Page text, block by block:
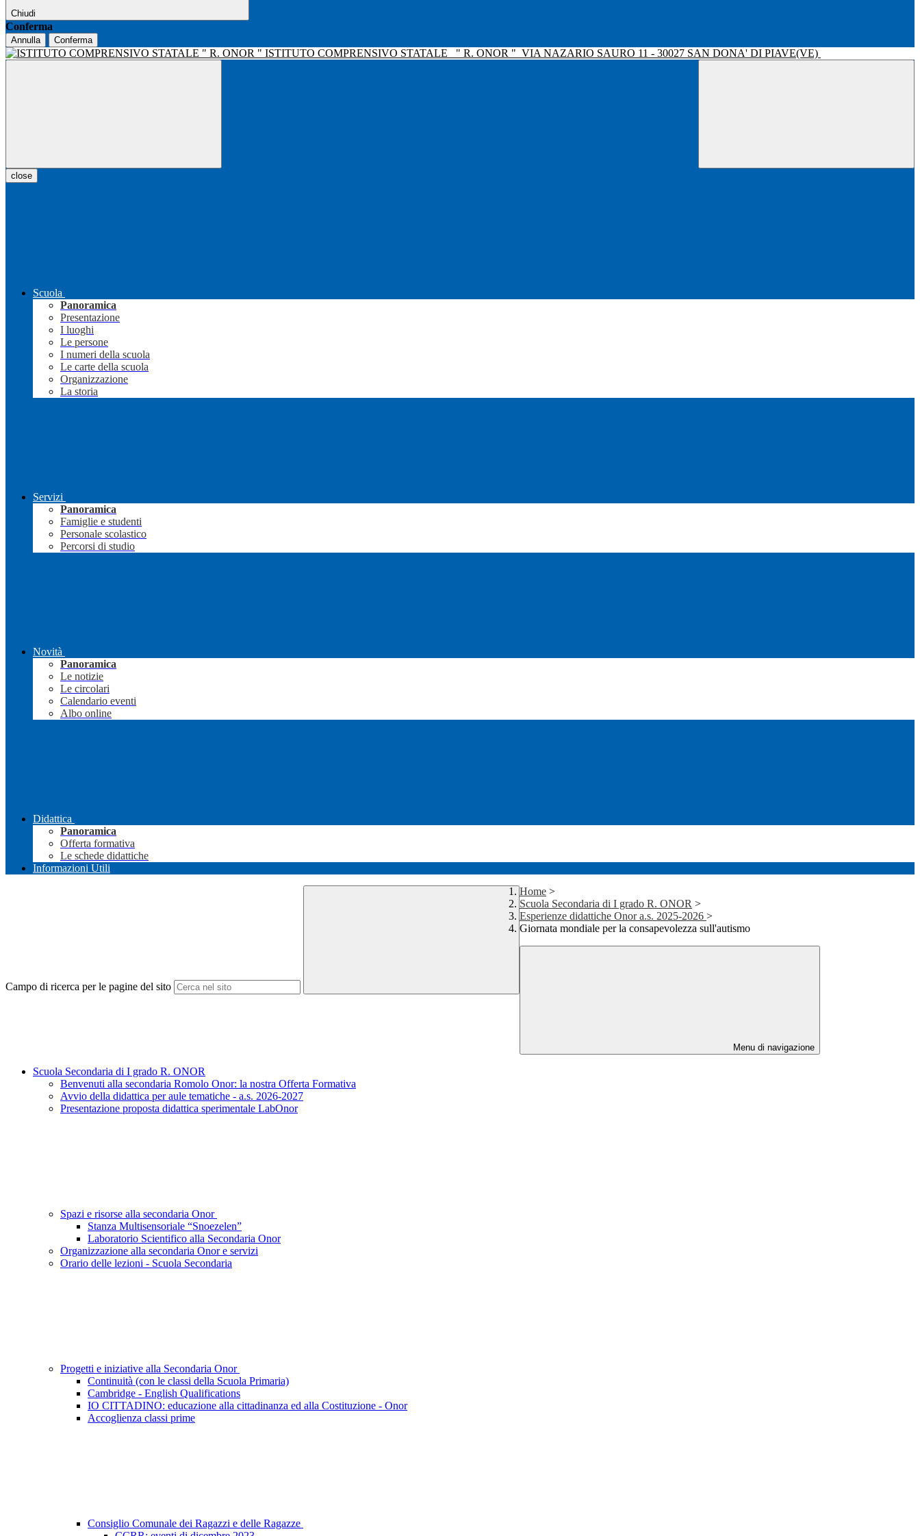
Chiudi
Conferma
Annulla Conferma
ISTITUTO COMPRENSIVO STATALE " R. ONOR " VIA NAZARIO SAURO 11 - 30027 SAN DONA' DI PIAVE(VE)
close
Scuola
Panoramica
Presentazione
I luoghi
Le persone
I numeri della scuola
Le carte della scuola
Organizzazione
La storia
Servizi
Panoramica
Famiglie e studenti
Personale scolastico
Percorsi di studio
Novità
Panoramica
Le notizie
Le circolari
Calendario eventi
Albo online
Didattica
Panoramica
Offerta formativa
Le schede didattiche
Informazioni Utili
Campo di ricerca per le pagine del sito
Home >
Scuola Secondaria di I grado R. ONOR >
Esperienze didattiche Onor a.s. 2025-2026 >
Giornata mondiale per la consapevolezza sull'autismo
Menu di navigazione
Scuola Secondaria di I grado R. ONOR
Benvenuti alla secondaria Romolo Onor: la nostra Offerta Formativa
Avvio della didattica per aule tematiche - a.s. 2026-2027
Presentazione proposta didattica sperimentale LabOnor
Spazi e risorse alla secondaria Onor
Stanza Multisensoriale “Snoezelen”
Laboratorio Scientifico alla Secondaria Onor
Organizzazione alla secondaria Onor e servizi
Orario delle lezioni - Scuola Secondaria
Progetti e iniziative alla Secondaria Onor
Continuità (con le classi della Scuola Primaria)
Cambridge - English Qualifications
IO CITTADINO: educazione alla cittadinanza ed alla Costituzione - Onor
Accoglienza classi prime
Consiglio Comunale dei Ragazzi e delle Ragazze